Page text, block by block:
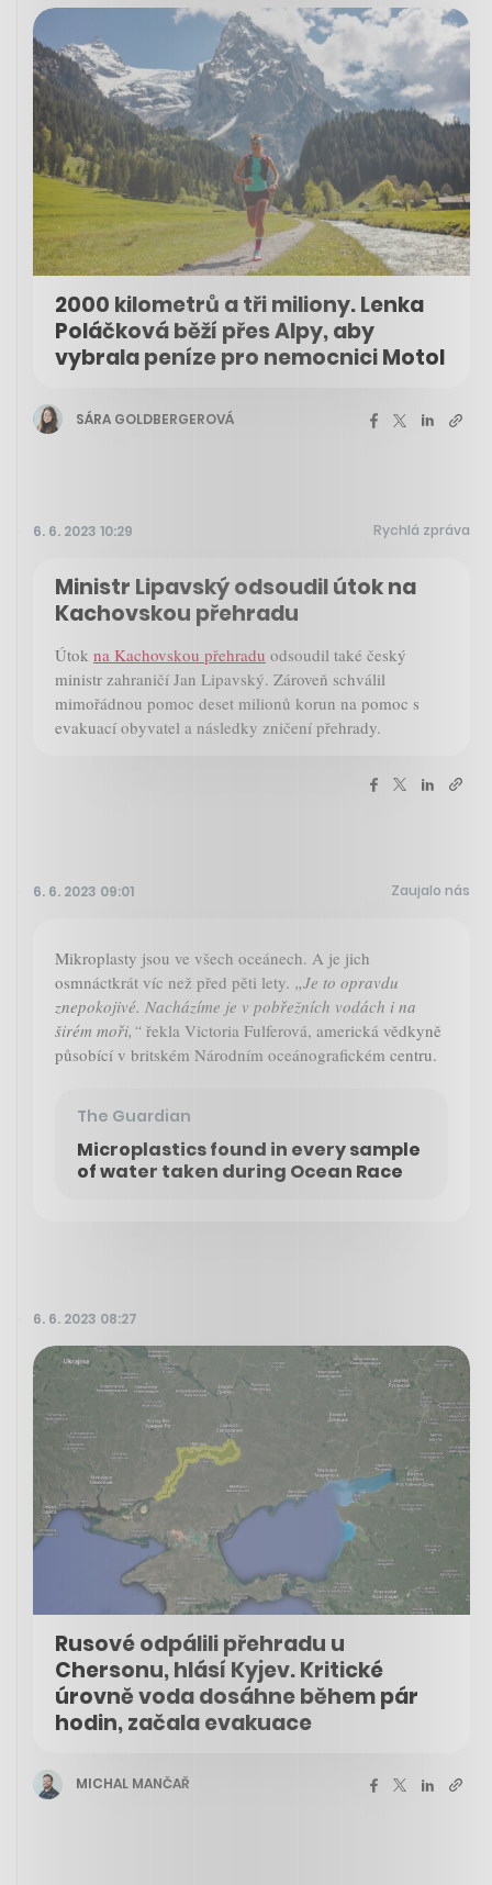
2000 kilometrů a tři miliony. Lenka
Poláčková běží přes Alpy, aby
vybrala peníze pro nemocnici Motol
SÁRA GOLDBERGEROVÁ
6. 6. 2023 10:29 Rychlá zpráva
Ministr Lipavský odsoudil útok na
Kachovskou přehradu
Útok na Kachovskou přehradu odsoudil také český
ministr zahraničí Jan Lipavský. Zároveň schválil
mimořádnou pomoc deset milionů korun na pomoc s
evakuací obyvatel a následky zničení přehrady.
6. 6. 2023 09:01 Zaujalo nás
Mikroplasty jsou ve všech oceánech. A je jich
osmnáctkrát víc než před pěti lety. „Je to opravdu
znepokojivé. Nacházíme je v pobřežních vodách i na
širém moři,“ řekla Victoria Fulferová, americká vědkyně
působící v britském Národním oceánografickém centru.
The Guardian
Microplastics found in every sample
of water taken during Ocean Race
6. 6. 2023 08:27
Rusové odpálili přehradu u
Chersonu, hlásí Kyjev. Kritické
úrovně voda dosáhne během pár
hodin, začala evakuace
MICHAL MANČAŘ